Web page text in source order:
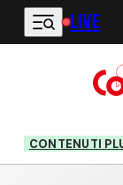
Vai al contenuto
LIVE
CONTENUTI